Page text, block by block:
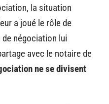
la situation
a joué le rôle de
négociation lui
avec le notaire de
ne se divisent